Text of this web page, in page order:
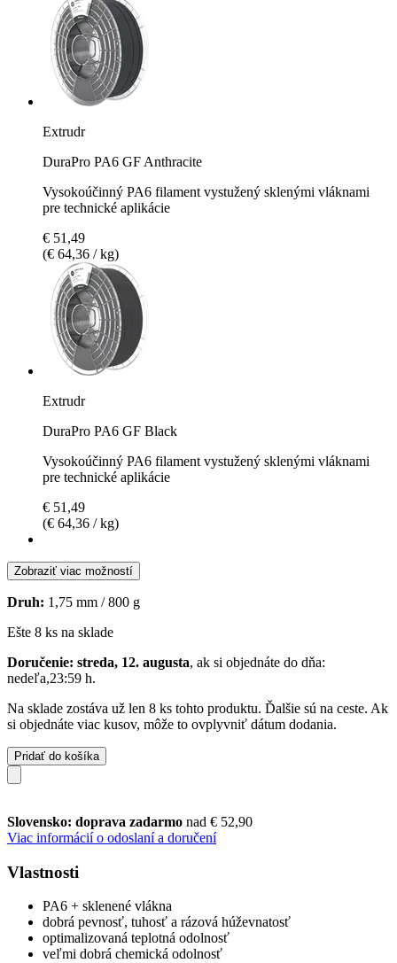
Extrudr
DuraPro PA6 GF Anthracite
Vysokoúčinný PA6 filament vystužený sklenými vláknami
pre technické aplikácie
€ 51,49
(€ 64,36 / kg)
Extrudr
DuraPro PA6 GF Black
Vysokoúčinný PA6 filament vystužený sklenými vláknami
pre technické aplikácie
€ 51,49
(€ 64,36 / kg)
Zobraziť viac možností
Druh: 1,75 mm / 800 g
Ešte 8 ks na sklade
Doručenie: streda, 12. augusta, ak si objednáte do dňa:
nedeľa,23:59 h.
Na sklade zostáva už len 8 ks tohto produktu. Ďalšie sú na ceste. Ak
si objednáte viac kusov, môže to ovplyvniť dátum dodania.
Pridať do košíka
Slovensko: doprava zadarmo nad € 52,90
Viac informácií o odoslaní a doručení
Vlastnosti
PA6 + sklenené vlákna
dobrá pevnosť, tuhosť a rázová húževnatosť
optimalizovaná teplotná odolnosť
veľmi dobrá chemická odolnosť